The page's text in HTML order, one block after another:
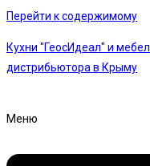
Перейти к содержимому
Кухни "ГеосИдеал" и
дистрибьютора в Крыму
Меню